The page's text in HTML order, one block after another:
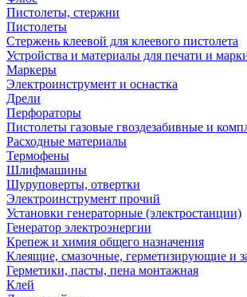
Пистолеты, стержни
Пистолеты
Стержень клеевой для клеевого пистолета
Устройства и материалы для печати и
Маркеры
Электроинструмент и оснастка
Дрели
Перфораторы
Пистолеты газовые гвоздезабивные и
Расходные материалы
Термофены
Шлифмашины
Шуруповерты, отвертки
Электроинструмент прочий
Установки генераторные (электростанции)
Генератор электроэнергии
Крепеж и химия общего назначения
Клеящие, смазочные, герметизирующие и
Герметики, пасты, пена монтажная
Клей